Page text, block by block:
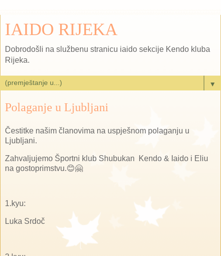
IAIDO RIJEKA
Dobrodošli na službenu stranicu iaido sekcije Kendo kluba
Rijeka.
▼
Polaganje u Ljubljani
Čestitke našim članovima na uspješnom polaganju u
Ljubljani.
Zahvaljujemo Športni klub Shubukan Kendo & Iaido i Eliu
na gostoprimstvu.😊🤗
1.kyu:
Luka Srdoč